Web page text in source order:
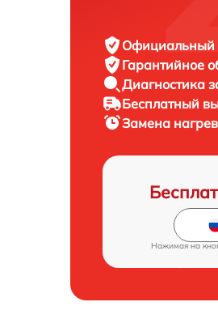
Официальный
Гарантийное
Диагностика
Бесплатный
Замена
Нажимая на